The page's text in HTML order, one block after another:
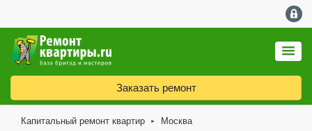
Заказать ремонт
Капитальный ремонт квартир ► Москва